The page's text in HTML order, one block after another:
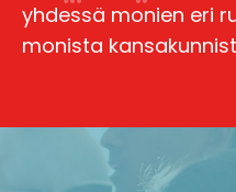
yhdessä monien eri
monista